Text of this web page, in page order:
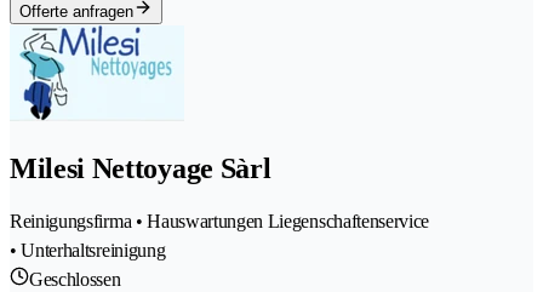
Offerte anfragen
Milesi Nettoyage Sàrl
Reinigungsfirma • Hauswartungen Liegenschaftenservice
• Unterhaltsreinigung
Geschlossen